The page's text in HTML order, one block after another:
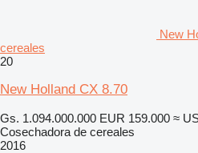
New
cereales
20
New Holland CX 8.70
Gs. 1.094.000.000 EUR 159.000 ≈
Cosechadora de cereales
2016